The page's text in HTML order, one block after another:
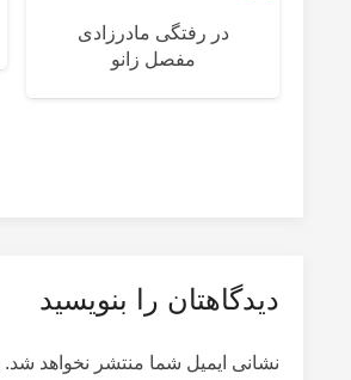
در رفتگی مادرزادی
مفصل زانو
دیدگاهتان را بنویسید
نشانی ایمیل شما منتشر نخواهد شد.